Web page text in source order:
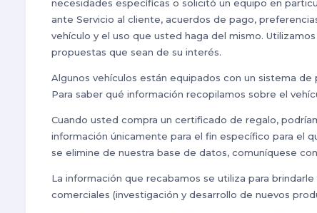
necesidades específicas o solicitó un equipo en
ante Servicio al cliente, acuerdos de pago,
vehículo y el uso que usted haga del mismo.
propuestas que sean de su interés.
Algunos vehículos están equipados con un sistema
Para saber qué información recopilamos sobre el
Cuando usted compra un certificado de regalo,
información únicamente para el fin específico para el
se elimine de nuestra base de datos, comuníquese
La información que recabamos se utiliza para
comerciales (investigación y desarrollo de nuevos